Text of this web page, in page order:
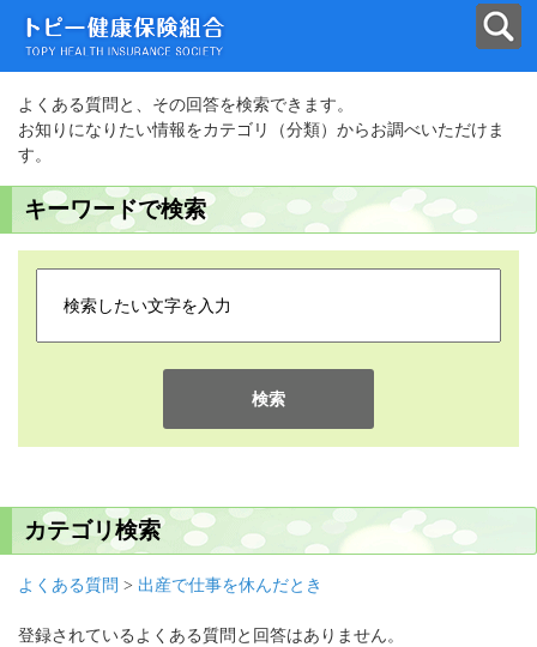
よくある質問と、その回答を検索できます。
お知りになりたい情報をカテゴリ（分類）からお調べいただけま
す。
キーワードで検索
検索
カテゴリ検索
よくある質問 > 出産で仕事を休んだとき
登録されているよくある質問と回答はありません。